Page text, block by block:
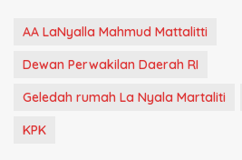
AA LaNyalla Mahmud Mattalitti
Dewan Perwakilan Daerah RI
Geledah rumah La Nyala Martaliti
KPK